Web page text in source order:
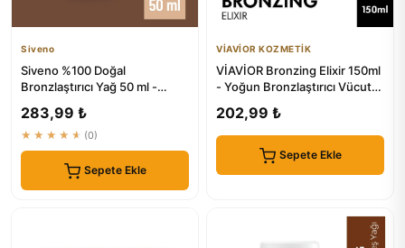
Siveno
Siveno %100 Doğal
Bronzlaştırıcı Yağ 50 ml -
283,99 ₺
★★★★★ (0)
Sepete Ekle
VİAVİOR KOZMETİK
VİAVİOR Bronzing Elixir 150ml
- Yoğun Bronzlaştırıcı Vücut
202,99 ₺
Sepete Ekle